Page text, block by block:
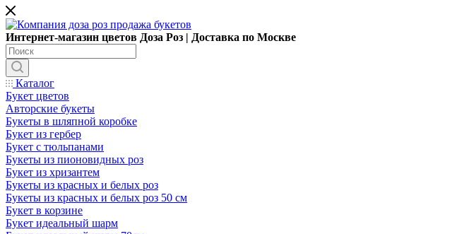
Интернет-магазин цветов Доза Роз | Доставка по Москве
Каталог
Букет цветов
Авторские букеты
Букеты в шляпной коробке
Букет из гербер
Букет с тюльпанами
Букеты из пионовидных роз
Букет из хризантем
Букеты из красных и белых роз
Букеты из красных и белых роз 50 см
Букет в корзине
Букет идеальный шарм